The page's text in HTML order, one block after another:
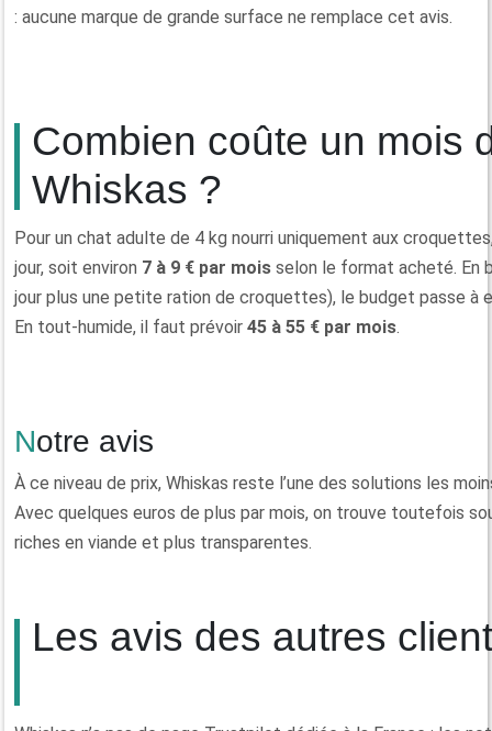
: aucune marque de grande surface ne remplace cet avis.
Combien coûte un mois
Whiskas ?
Pour un chat adulte de 4 kg nourri uniquement aux
jour, soit environ 7 à 9 € par mois selon le format acheté. En
jour plus une petite ration de croquettes), le budget passe à
En tout-humide, il faut prévoir 45 à 55 € par mois.
Notre avis
À ce niveau de prix, Whiskas reste l’une des solutions les
Avec quelques euros de plus par mois, on trouve toutefois
riches en viande et plus transparentes.
Les avis des autres